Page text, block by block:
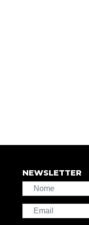
NEWSLETTER